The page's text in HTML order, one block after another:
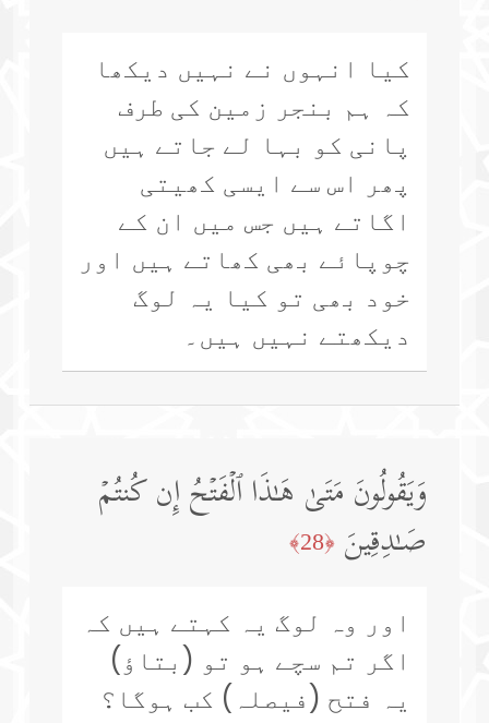
کیا انہوں نے نہیں دیکھا
کہ ہم بنجر زمین کی طرف
پانی کو بہا لے جاتے ہیں
پھر اس سے ایسی کھیتی
اگاتے ہیں جس میں ان کے
چوپائے بھی کھاتے ہیں اور
خود بھی تو کیا یہ لوگ
دیکھتے نہیں ہیں۔
وَیَقُولُونَ مَتَىٰ هَـٰذَا ٱلۡفَتۡحُ إِن كُنتُمۡ
صَـٰدِقِینَ ﴿28﴾
اور وہ لوگ یہ کہتے ہیں کہ
اگر تم سچے ہو تو (بتاؤ)
یہ فتح (فیصلہ) کب ہوگا؟